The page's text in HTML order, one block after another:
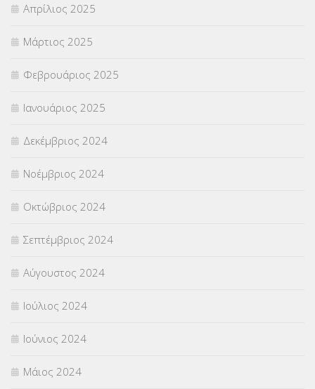
Απρίλιος 2025
Μάρτιος 2025
Φεβρουάριος 2025
Ιανουάριος 2025
Δεκέμβριος 2024
Νοέμβριος 2024
Οκτώβριος 2024
Σεπτέμβριος 2024
Αύγουστος 2024
Ιούλιος 2024
Ιούνιος 2024
Μάιος 2024